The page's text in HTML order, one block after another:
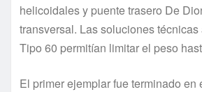
helicoidales y puente trasero De
transversal. Las soluciones
Tipo 60 permitían limitar el peso
El primer ejemplar fue terminado en